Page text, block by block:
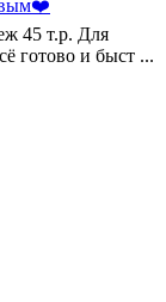
45 т.р. Для
готово и быст ...